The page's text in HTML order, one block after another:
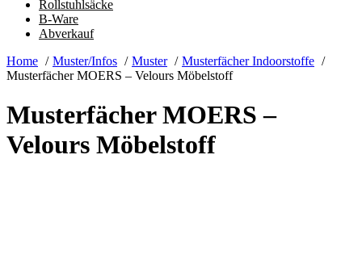
Rollstuhlsäcke
B-Ware
Abverkauf
Home
Muster/Infos Muster
Musterfächer Indoorstoffe
Musterfächer MOERS – Velours Möbelstoff
Musterfächer MOERS –
Velours Möbelstoff